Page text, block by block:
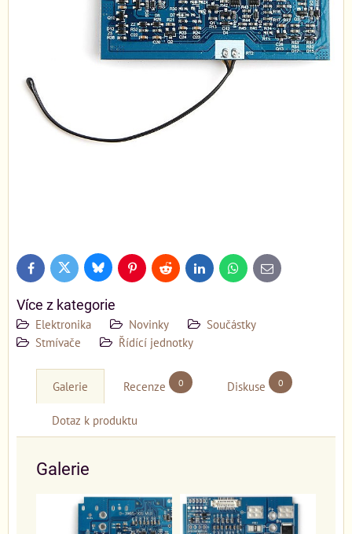
FacebookTwitter BlueskyPinterestReddit LinkedInWhatsApp
E-
mail
Více z kategorie
Elektronika Novinky
Součástky
Stmívače
Řídící jednotky
Galerie Recenze 0 Diskuse 0
Dotaz k produktu
Galerie